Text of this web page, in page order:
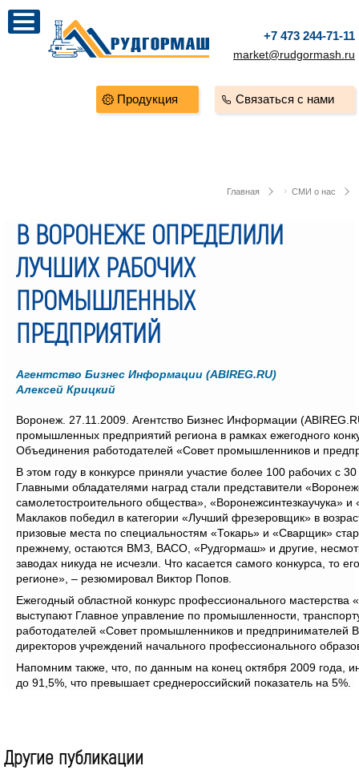
+7 473 244-71-11
market@rudgormash.ru
Связаться с нами
Продукция
Главная СМИ о нас
В ВОРОНЕЖЕ ОПРЕДЕЛИЛИ
ЛУЧШИХ РАБОЧИХ
ПРОМЫШЛЕННЫХ
ПРЕДПРИЯТИЙ
Агентство Бизнес Информации (ABIREG.RU)
Алексей Крицкий
Воронеж. 27.11.2009. Агентство Бизнес Информации
промышленных предприятий региона в рамках ежегодного
Объединения работодателей «Совет промышленников и
В этом году в конкурсе приняли участие более 100 рабочих с
Главными обладателями наград стали представители
самолетостроительного общества»,
Маклаков победил в категории «Лучший фрезеровщик» в
призовые места по специальностям «Токарь» и «Сварщик»
прежнему, остаются ВМЗ, ВАСО, «Рудгормаш» и другие,
заводах никуда не исчезли. Что касается самого конкурса, то
регионе», – резюмировал Виктор Попов.
Ежегодный областной конкурс профессионального
выступают Главное управление по промышленности,
работодателей «Совет промышленников и предпринимателей
директоров учреждений начального профессионального
Напомним также, что, по данным на конец октября 2009 года,
до 91,5%, что превышает среднероссийский показатель на 5%.
Другие публикации